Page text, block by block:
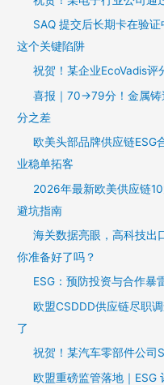
SAQ 提交后长期卡在验
这个关键陷阱
祝贺！某企业EcoVadis评
喜报｜70→79分！金属铸
分之差
欧美头部品牌供应链ESG
业稳单拓客
2026年最新欧美供应链
避坑指南
海关数据亮眼，高科技出
你准备好了吗？
ESG：预防投资与合作暴
欧盟CSDDD供应链尽职
了
祝贺！某汽车零部件公司
欧盟重磅监管落地｜ESG